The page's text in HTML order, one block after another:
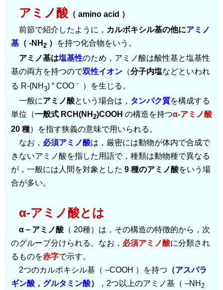
アミノ酸 （ amino acid ）
前節で紹介したように， カルボキシル基の他にアミノ
基 （ -NH 2 ）
を持つ化合物をいう。
アミノ基は塩基性のため，アミノ酸は酸性基と塩基性
基の両方を持つので双性イオン （分子内塩などといわれ
る R-(NH 3) ＋ COO － ）を生じる。
一般にアミノ酸という場合は， タンパク質を構成する
単位（一般式 RCH(NH 2)COOH の構造を持つα-アミノ酸
20 種）を指す狭義の意味で用いられる。
なお， 必須アミノ酸は，厳密には動物が体内で合成で
きないアミノ酸を指した用語で，種類は動物種で異なる
が，一般には人間を対象とした 9 種のアミノ酸をいう場
合が多い。
α-アミノ酸とは
α－アミノ酸 （ 20種）は，その構造の特徴的から，次
のグループ分けられる。なお， 必須アミノ酸に分類され
るものを赤字で示す。
2つのカルボキシル基（ –COOH ）を持つ （アスパラ
ギン酸，グルタミン酸） ，2つ以上のアミノ基（ –NH 2